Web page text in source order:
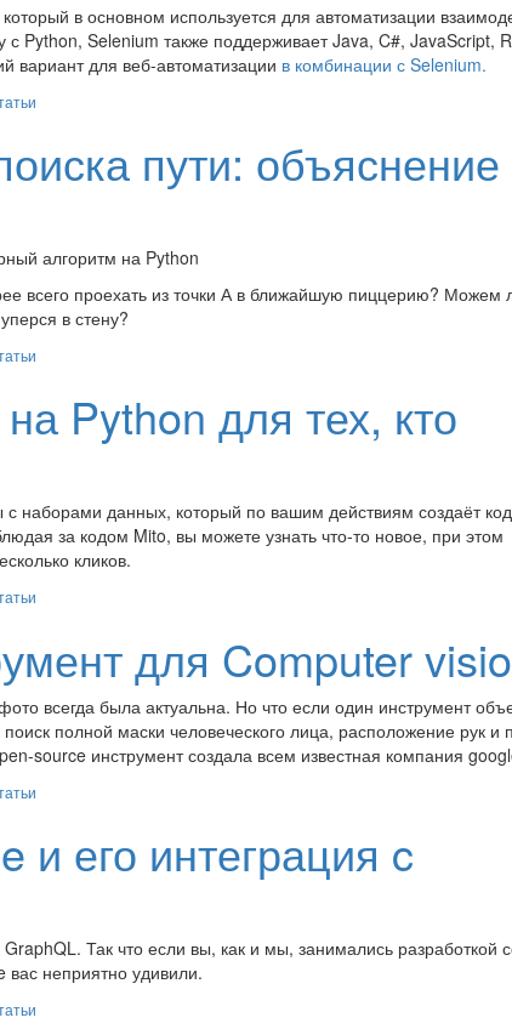
в основном используется для автоматизации
Python, Selenium также поддерживает Java, C#, JavaScript,
вариант для веб-автоматизации в комбинации с Selenium.
пути:
алгоритм на Python
всего проехать из точки А в ближайшую пиццерию? Можем
в стену?
Python для тех, кто
наборами данных, который по вашим действиям создаёт
за кодом Mito, вы можете узнать что-то новое, при этом
кликов.
для Computer
всегда была актуальна. Но что если один инструмент
полной маски человеческого лица, расположение рук и
source инструмент создала всем известная компания
и его интеграция c
Так что если вы, как и мы, занимались разработкой
неприятно удивили.